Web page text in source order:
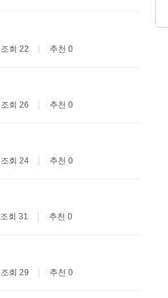
조회 22 추천 0
조회 26 추천 0
조회 24 추천 0
조회 31 추천 0
조회 29 추천 0